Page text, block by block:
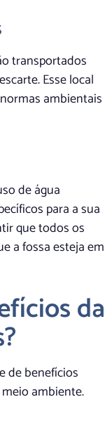
transportados
Esse local
ambientais
de água
para a sua
que todos os
a fossa esteja em
da
de benefícios
ambiente.